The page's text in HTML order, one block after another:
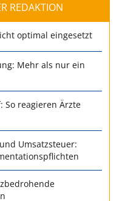
REDAKTION
optimal eingesetzt
Mehr als nur ein
So reagieren Ärzte
Umsatzsteuer: